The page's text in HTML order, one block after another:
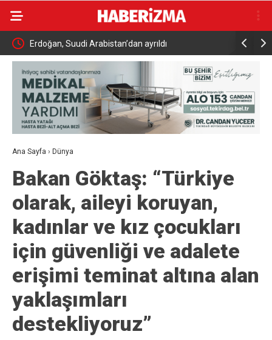
Erdoğan, Suudi Arabistan’dan ayrıldı
yükseliyor
Ana Sayfa › Dünya
Bakan Göktaş: “Türkiye
olarak, aileyi koruyan,
kadınlar ve kız çocukları
için güvenliği ve adalete
erişimi teminat altına alan
yaklaşımları
destekliyoruz”